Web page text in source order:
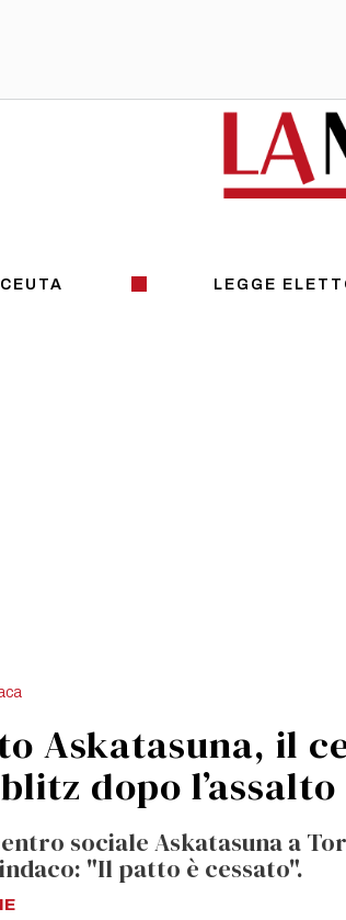
CEUTA LEGGE
Askatasuna, il
dopo
sociale Askatasuna a
"Il patto è cessato".